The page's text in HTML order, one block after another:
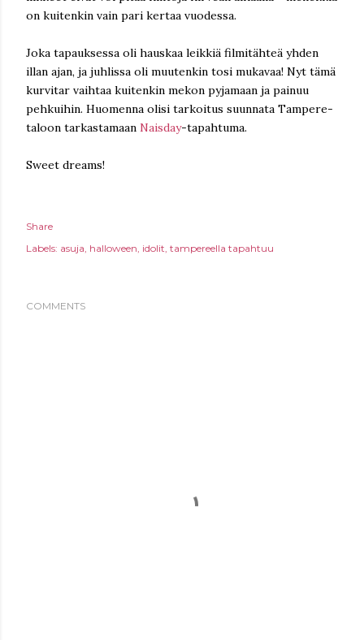
on kuitenkin vain pari kertaa vuodessa.
Joka tapauksessa oli hauskaa leikkiä filmitähteä yhden
illan ajan, ja juhlissa oli muutenkin tosi mukavaa! Nyt tämä
kurvitar vaihtaa kuitenkin mekon pyjamaan ja painuu
pehkuihin. Huomenna olisi tarkoitus suunnata Tampere-
taloon tarkastamaan Naisday-tapahtuma.
Sweet dreams!
Share
Labels: asuja halloween idolit tampereella tapahtuu
COMMENTS